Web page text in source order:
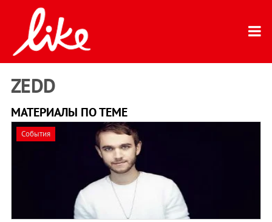
ZEDD
МАТЕРИАЛЫ ПО ТЕМЕ
События